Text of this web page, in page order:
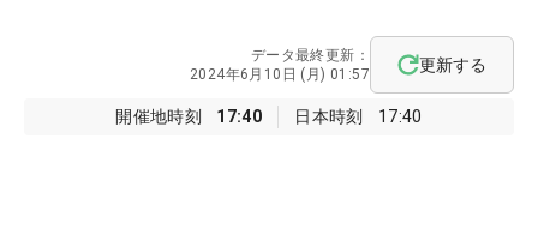
開催地時刻 17:40 日本時刻 17:40
データ最終更新：
2024年6月10日 (月) 01:57
更新する